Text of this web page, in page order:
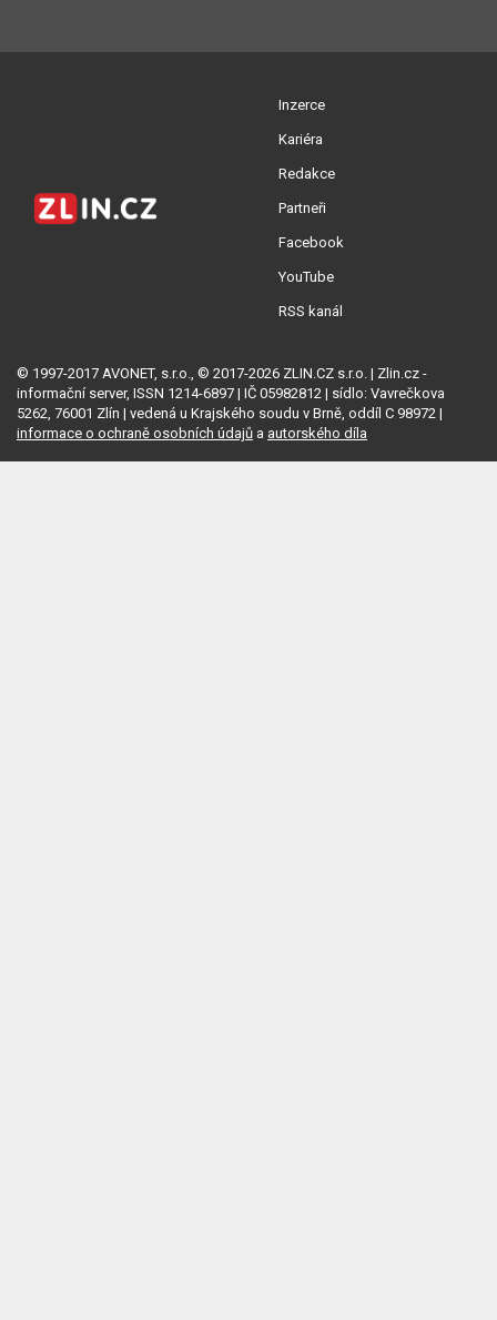
Inzerce
Kariéra
Redakce
Partneři
Facebook
YouTube
RSS kanál
© 1997-2017 AVONET, s.r.o., © 2017-2026 ZLIN.CZ s.r.o. | Zlin.cz -
informační server, ISSN 1214-6897 | IČ 05982812 | sídlo: Vavrečkova
5262, 76001 Zlín | vedená u Krajského soudu v Brně, oddíl C 98972 |
informace o ochraně osobních údajů a autorského díla